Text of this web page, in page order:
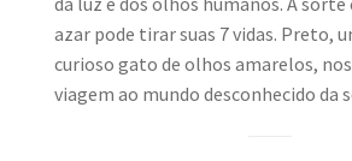
azar pode tirar suas 7 vidas. Preto,
curioso gato de olhos amarelos,
viagem ao mundo desconhecido da